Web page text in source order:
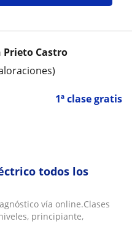
1ª clase gratis
Prieto Castro
todos los
vía online.Clases
principiante,